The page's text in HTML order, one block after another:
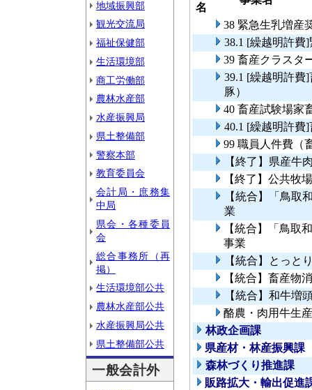
地域振興部
観光交流局
福祉保健部
生活環境部
商工労働部
農林水産部
水産振興局
県土整備部
警察本部
教育委員会
会計局・庶務集
中局
県会・各種委員
会
総合事務所（再
掲）
生活環境部公共
農林水産部公共
水産振興局公共
県土整備部公共
一般会計外
名
38 緊急生乳増産
38.1 [繰越明許費
39 畜産クラスタ
39.1 [繰越明許費
豚）
40 畜産試験場家
40.1 [繰越明許費
99 職員人件費（
【終了】県産牛
【終了】公共牧
【統合】「鳥取
業
【統合】「鳥取
事業
【統合】とっと
【統合】畜産物
【統合】和牛増
酪農・肉用牛生
林政企画課
県産材・林産振興課
森林づくり推進課
販路拡大・輸出促進